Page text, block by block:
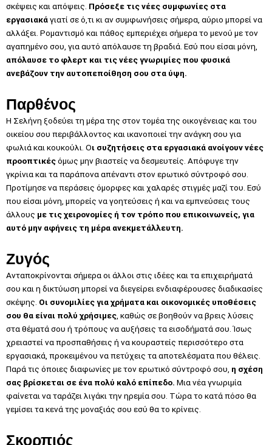
σκέψεις και απόψεις. Πρόσεξε τις νέες συμφωνίες στα
εργασιακάγιατί σε ό,τι κι αν συμφωνήσεις σήμερα, αύριο μπορεί να
αλλάξει. Ρομαντισμό και πάθος εμπεριέχει σήμερα το μενού με τον
αγαπημένο σου, για αυτό απόλαυσε τη βραδιά. Εσύ που είσαι μόνη,
απόλαυσε το φλερτ και τις νέες γνωριμίες που φυσικά
ανεβάζουν την αυτοπεποίθηση σου στα ύψη.
Παρθένος
Η Σελήνη ξοδεύει τη μέρα της στον τομέα της οικογένειας και του
οικείου σου περιβάλλοντος και ικανοποιεί την ανάγκη σου για
φωλιά και κουκούλι. Οι συζητήσεις στα εργασιακά ανοίγουν νέες
προοπτικέςόμως μην βιαστείς να δεσμευτείς. Απόφυγε την
γκρίνια και τα παράπονα απέναντι στον ερωτικό σύντροφό σου.
Προτίμησε να περάσεις όμορφες και χαλαρές στιγμές μαζί του. Εσύ
που είσαι μόνη, μπορείς να γοητεύσεις ή και να εμπνεύσεις τους
άλλους με τις χειρονομίες ή τον τρόπο που επικοινωνείς, για
αυτό μην αφήνεις τη μέρα ανεκμετάλλευτη.
Ζυγός
Ανταποκρίνονται σήμερα οι άλλοι στις ιδέες και τα επιχειρήματά
σου και η δικτύωση μπορεί να διεγείρει ενδιαφέρουσες διαδικασίες
σκέψης. Οι συνομιλίες για χρήματα και οικονομικές υποθέσεις
σου θα είναι πολύ χρήσιμες , καθώς σε βοηθούν να βρεις λύσεις
στα θέματά σου ή τρόπους να αυξήσεις τα εισοδήματά σου. Ίσως
χρειαστεί να προσπαθήσεις ή να κουραστείς περισσότερο στα
εργασιακά, προκειμένου να πετύχεις τα αποτελέσματα που θέλεις.
Παρά τις όποιες διαφωνίες με τον ερωτικό σύντροφό σου, η σχέση
σας βρίσκεται σε ένα πολύ καλό επίπεδο. Μια νέα γνωριμία
φαίνεται να ταράζει λιγάκι την ηρεμία σου. Τώρα το κατά πόσο θα
γεμίσει τα κενά της μοναξιάς σου εσύ θα το κρίνεις.
Σκορπιός